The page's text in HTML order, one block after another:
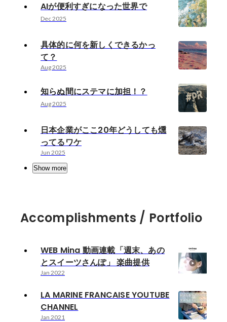
AIが便利すぎになった世界で
Dec 2025
具体的に何を新しくできるかっ
て？
Aug 2025
知らぬ間にステマに加担！？
Aug 2025
日本企業がここ20年どうしても燻
ってるワケ
Jun 2025
Show more
Accomplishments / Portfolio
WEB Mina 動画連載「週末、あの
とスイーツさんぽ」 楽曲提供
Jan 2022
LA MARINE FRANCAISE YOUTUBE
CHANNEL
Jan 2021